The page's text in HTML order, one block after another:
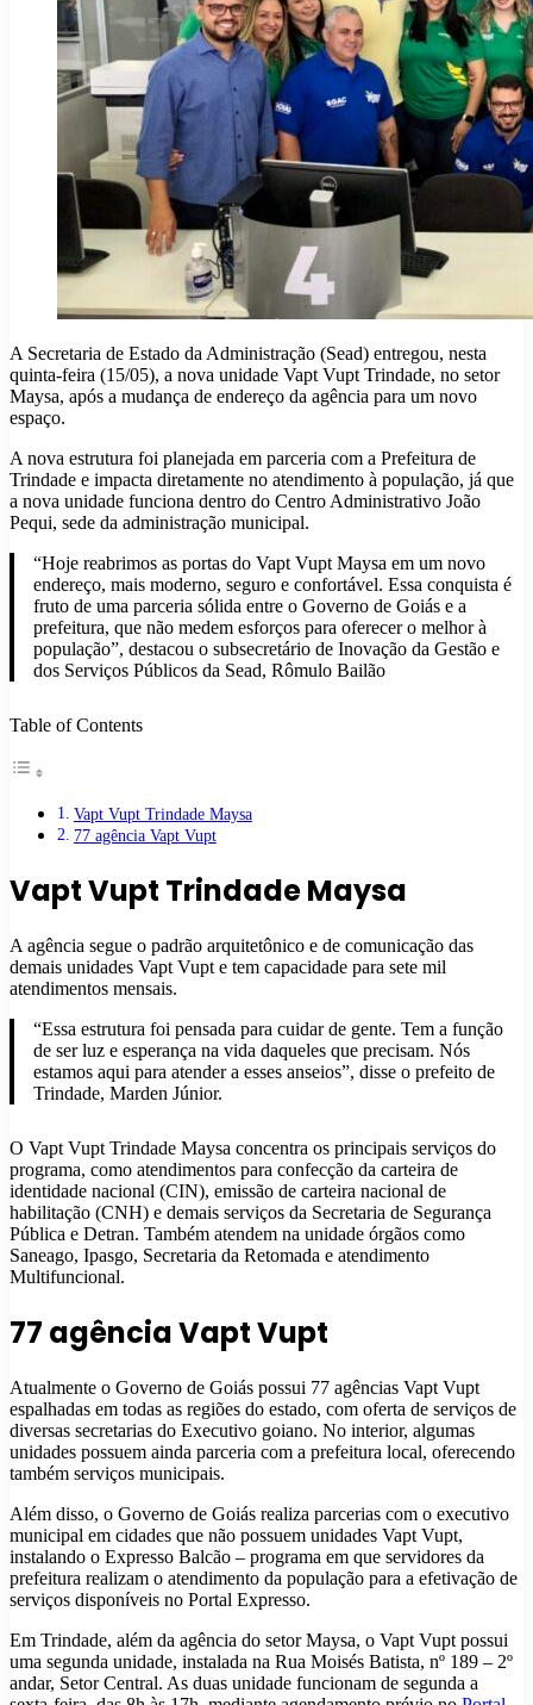
A Secretaria de Estado da Administração (Sead) entregou, nesta
quinta-feira (15/05), a nova unidade Vapt Vupt Trindade, no setor
Maysa, após a mudança de endereço da agência para um novo
espaço.
A nova estrutura foi planejada em parceria com a Prefeitura de
Trindade e impacta diretamente no atendimento à população, já que
a nova unidade funciona dentro do Centro Administrativo João
Pequi, sede da administração municipal.
“Hoje reabrimos as portas do Vapt Vupt Maysa em um novo
endereço, mais moderno, seguro e confortável. Essa conquista é
fruto de uma parceria sólida entre o Governo de Goiás e a
prefeitura, que não medem esforços para oferecer o melhor à
população”, destacou o subsecretário de Inovação da Gestão e
dos Serviços Públicos da Sead, Rômulo Bailão
Table of Contents
Vapt Vupt Trindade Maysa
77 agência Vapt Vupt
Vapt Vupt Trindade Maysa
A agência segue o padrão arquitetônico e de comunicação das
demais unidades Vapt Vupt e tem capacidade para sete mil
atendimentos mensais.
“Essa estrutura foi pensada para cuidar de gente. Tem a função
de ser luz e esperança na vida daqueles que precisam. Nós
estamos aqui para atender a esses anseios”, disse o prefeito de
Trindade, Marden Júnior.
O Vapt Vupt Trindade Maysa concentra os principais serviços do
programa, como atendimentos para confecção da carteira de
identidade nacional (CIN), emissão de carteira nacional de
habilitação (CNH) e demais serviços da Secretaria de Segurança
Pública e Detran. Também atendem na unidade órgãos como
Saneago, Ipasgo, Secretaria da Retomada e atendimento
Multifuncional.
77 agência Vapt Vupt
Atualmente o Governo de Goiás possui 77 agências Vapt Vupt
espalhadas em todas as regiões do estado, com oferta de serviços de
diversas secretarias do Executivo goiano. No interior, algumas
unidades possuem ainda parceria com a prefeitura local, oferecendo
também serviços municipais.
Além disso, o Governo de Goiás realiza parcerias com o executivo
municipal em cidades que não possuem unidades Vapt Vupt,
instalando o Expresso Balcão – programa em que servidores da
prefeitura realizam o atendimento da população para a efetivação de
serviços disponíveis no Portal Expresso.
Em Trindade, além da agência do setor Maysa, o Vapt Vupt possui
uma segunda unidade, instalada na Rua Moisés Batista, nº 189 – 2º
andar, Setor Central. As duas unidade funcionam de segunda a